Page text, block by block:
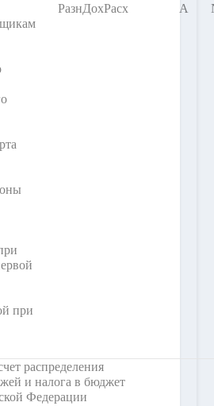
при
РазнДохРасх А
распределения
и налога в бюджет
Федерации